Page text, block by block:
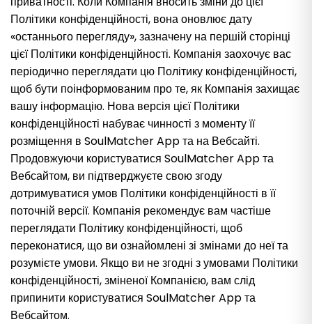
Політики конфіденційності, вона оновлює дату
«останнього перегляду», зазначену на першій сторінці
цієї Політики конфіденційності. Компанія заохочує вас
періодично переглядати цю Політику конфіденційності,
щоб бути поінформованим про те, як Компанія захищає
вашу інформацію. Нова версія цієї Політики
конфіденційності набуває чинності з моменту її
розміщення в SoulMatcher App та на Вебсайті.
Продовжуючи користуватися SoulMatcher App та
Вебсайтом, ви підтверджуєте свою згоду
дотримуватися умов Політики конфіденційності в її
поточній версії. Компанія рекомендує вам частіше
переглядати Політику конфіденційності, щоб
переконатися, що ви ознайомлені зі змінами до неї та
розумієте умови. Якщо ви не згодні з умовами Політики
конфіденційності, зміненої Компанією, вам слід
припинити користуватися SoulMatcher App та
Вебсайтом.